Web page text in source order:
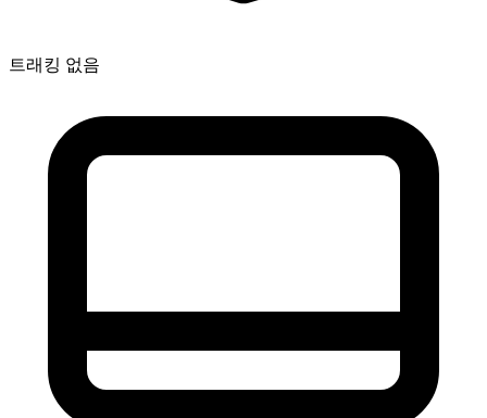
트래킹 없음